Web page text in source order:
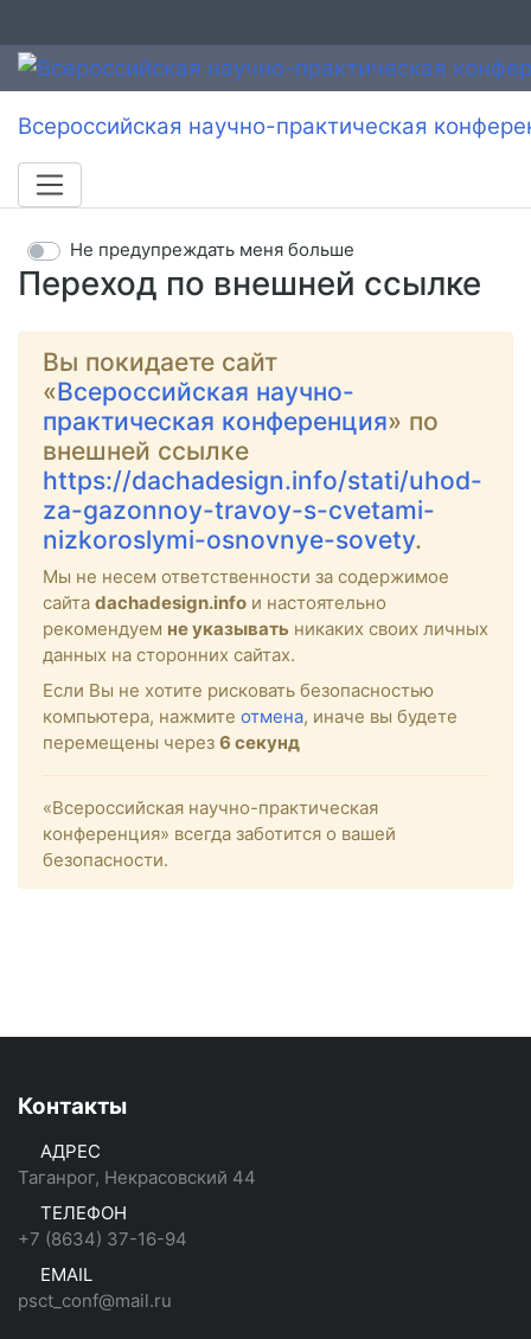
Всероссийская научно-практическая
Переход по внешней ссылке
Не предупреждать меня больше
Вы покидаете сайт
«Всероссийская научно-
практическая конференция» по
внешней ссылке
https://dachadesign.info/stati/uhod-
za-gazonnoy-travoy-s-cvetami-
nizkoroslymi-osnovnye-sovety.
Мы не несем ответственности за содержимое
сайта dachadesign.info и настоятельно
рекомендуем не указывать никаких своих личных
данных на сторонних сайтах.
Если Вы не хотите рисковать безопасностью
компьютера, нажмите отмена, иначе вы будете
перемещены через 6 секунд
«Всероссийская научно-практическая
конференция» всегда заботится о вашей
безопасности.
Контакты
АДРЕС
Таганрог, Некрасовский 44
ТЕЛЕФОН
+7 (8634) 37-16-94
EMAIL
psct_conf@mail.ru